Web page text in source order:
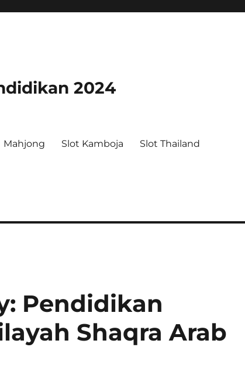
2024
Mahjong Slot Kamboja Slot Thailand
Pendidikan
Shaqra Arab